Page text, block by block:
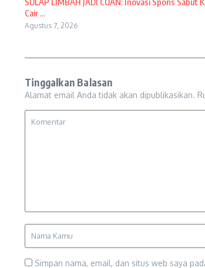
Cair ...
Agustus 7, 2026
Tinggalkan Balasan
Alamat email Anda tidak akan dipublikasikan.
Simpan nama, email, dan situs web saya